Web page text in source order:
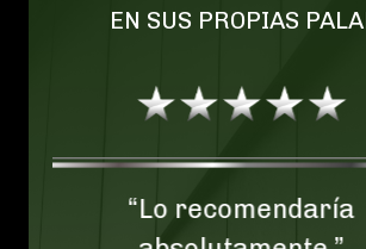
EN SUS PROPIAS
“No